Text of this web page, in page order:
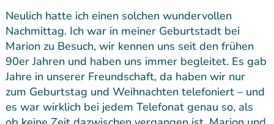
Neulich hatte ich einen solchen wundervollen
Nachmittag. Ich war in meiner Geburtstadt bei
Marion zu Besuch, wir kennen uns seit den frühen
90er Jahren und haben uns immer begleitet. Es gab
Jahre in unserer Freundschaft, da haben wir nur
zum Geburtstag und Weihnachten telefoniert – und
es war wirklich bei jedem Telefonat genau so, als